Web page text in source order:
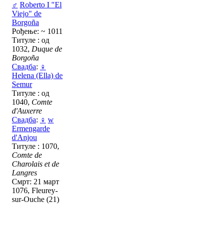
♂ Roberto I "El
Viejo" de
Borgoña
Рођење: ~ 1011
Титуле : од
1032, Duque de
Borgoña
Свадба: ♀
Helena (Ella) de
Semur
Титуле : од
1040, Comte
d'Auxerre
Свадба: ♀ w
Ermengarde
d'Anjou
Титуле : 1070,
Comte de
Charolais et de
Langres
Смрт: 21 март
1076, Fleurey-
sur-Ouche (21)